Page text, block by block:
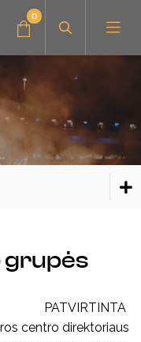
0
grupės
PATVIRTINTA
centro direktoriaus